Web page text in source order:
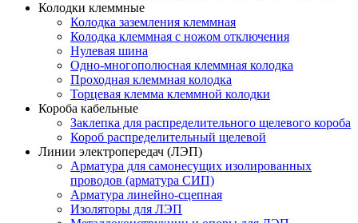
Колодки клеммные
Колодка заземления клеммная
Колодка клеммная с ножом отключения
Нулевая шина
Одно-многополюсная клеммная колодка
Проходная клеммная колодка
Торцевая клемма клеммной колодки
Короба кабельные
Заклепка для распределительного щелевого короба
Короб распределительный щелевой
Линии электропередач (ЛЭП)
Арматура для самонесущих изолированных
проводов (арматура СИП)
Арматура линейно-сцепная
Изоляторы для ЛЭП